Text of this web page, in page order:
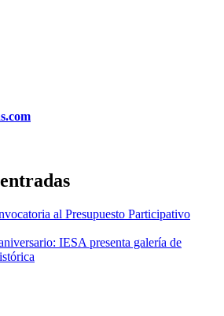
al Presupuesto Participativo
IESA presenta galería de